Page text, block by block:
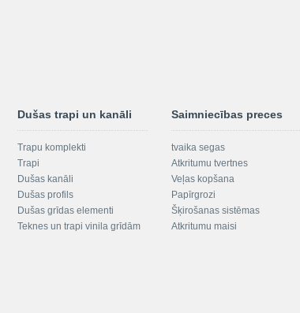
Dušas trapi un kanāli
Trapu komplekti
Trapi
Dušas kanāli
Dušas profils
Dušas grīdas elementi
Teknes un trapi vinila grīdām
Saimniecības preces
tvaika segas
Atkritumu tvertnes
Veļas kopšana
Papīrgrozi
Šķirošanas sistēmas
Atkritumu maisi